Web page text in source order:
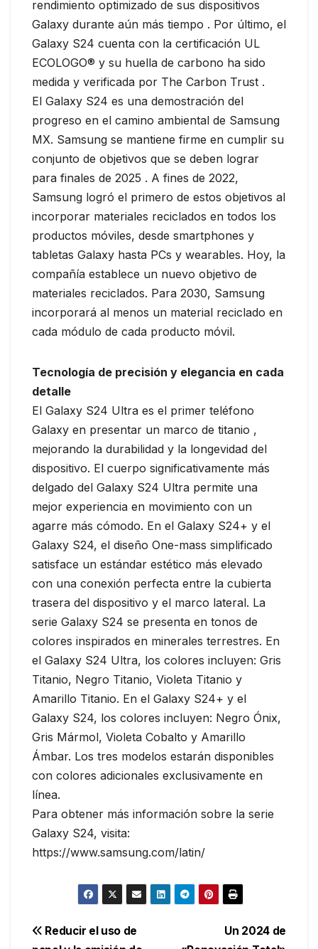
rendimiento optimizado de sus dispositivos
Galaxy durante aún más tiempo . Por último, el
Galaxy S24 cuenta con la certificación UL
ECOLOGO® y su huella de carbono ha sido
medida y verificada por The Carbon Trust .
El Galaxy S24 es una demostración del
progreso en el camino ambiental de Samsung
MX. Samsung se mantiene firme en cumplir su
conjunto de objetivos que se deben lograr
para finales de 2025 . A fines de 2022,
Samsung logró el primero de estos objetivos al
incorporar materiales reciclados en todos los
productos móviles, desde smartphones y
tabletas Galaxy hasta PCs y wearables. Hoy, la
compañía establece un nuevo objetivo de
materiales reciclados. Para 2030, Samsung
incorporará al menos un material reciclado en
cada módulo de cada producto móvil.
Tecnología de precisión y elegancia en cada
detalle
El Galaxy S24 Ultra es el primer teléfono
Galaxy en presentar un marco de titanio ,
mejorando la durabilidad y la longevidad del
dispositivo. El cuerpo significativamente más
delgado del Galaxy S24 Ultra permite una
mejor experiencia en movimiento con un
agarre más cómodo. En el Galaxy S24+ y el
Galaxy S24, el diseño One-mass simplificado
satisface un estándar estético más elevado
con una conexión perfecta entre la cubierta
trasera del dispositivo y el marco lateral. La
serie Galaxy S24 se presenta en tonos de
colores inspirados en minerales terrestres. En
el Galaxy S24 Ultra, los colores incluyen: Gris
Titanio, Negro Titanio, Violeta Titanio y
Amarillo Titanio. En el Galaxy S24+ y el
Galaxy S24, los colores incluyen: Negro Ónix,
Gris Mármol, Violeta Cobalto y Amarillo
Ámbar. Los tres modelos estarán disponibles
con colores adicionales exclusivamente en
línea.
Para obtener más información sobre la serie
Galaxy S24, visita:
https://www.samsung.com/latin/
Navegación
Un 2024 de
Reducir el uso de